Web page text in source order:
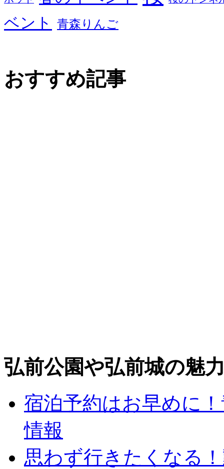
ベント 青森りんご
おすすめ記事
弘前公園や弘前城の魅
宿泊予約はお早めに
情報
思わず行きたくなる